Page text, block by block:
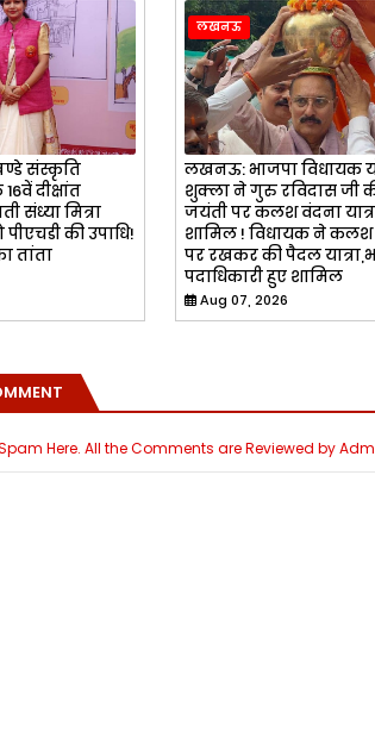
संस्कृति
दीक्षांत
संध्या मित्रा
की उपाधि!
तांता
लखनऊ
लखनऊ: भाजपा विधायक
शुक्ला ने गुरु रविदास जी
जयंती पर कलश वंदना
शामिल ! विधायक ने कलश
पर रखकर की पैदल
पदाधिकारी हुए शामिल
Aug 07, 2026
Here. All the Comments are Reviewed by